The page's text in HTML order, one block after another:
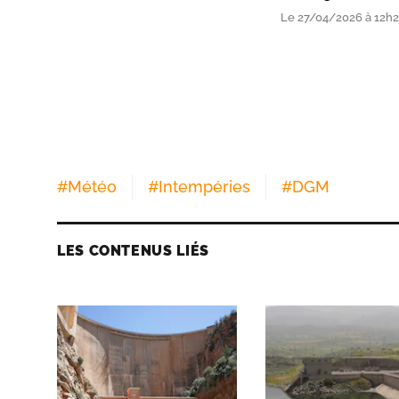
Le 27/04/2026 à
#Météo #Intempéries #DGM
LES CONTENUS LIÉS